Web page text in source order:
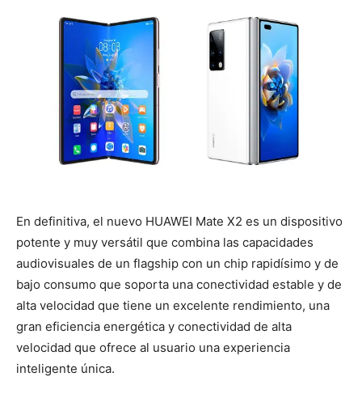
En definitiva, el nuevo HUAWEI Mate X2 es un dispositivo
potente y muy versátil que combina las capacidades
audiovisuales de un flagship con un chip rapidísimo y de
bajo consumo que soporta una conectividad estable y de
alta velocidad que tiene un excelente rendimiento, una
gran eficiencia energética y conectividad de alta
velocidad que ofrece al usuario una experiencia
inteligente única.